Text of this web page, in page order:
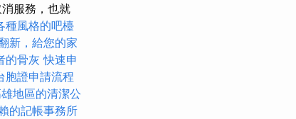
服務，也就
種風格的吧檯
新，給您的家
的骨灰 快速申
胞證申請流程
地區的清潔公
的記帳事務所